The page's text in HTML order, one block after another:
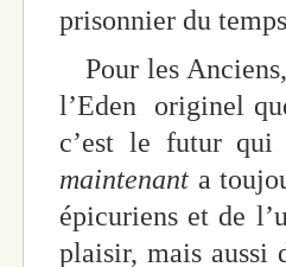
prisonnier du
Pour les
l’Eden originel
c’est le futur qui
maintenant a
épicuriens et de
plaisir, mais aussi